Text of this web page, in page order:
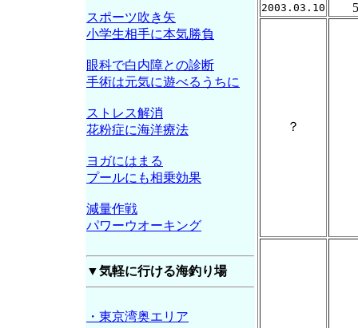
2003.03.10
？
スポーツ吹き矢
小学生相手に本気勝負
眼科で白内障との診断
手術は元気に遊べるうちに
ストレス解消
花粉症に海洋療法
ヨガにはまる
プールにも相乗効果
減量作戦
パワーウオーキング
▼気軽に行ける海釣り場
・東京湾奥エリア